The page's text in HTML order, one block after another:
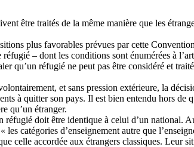
être traités de la même manière que les
plus favorables prévues par cette
– dont les conditions sont énumérées à
qu’un réfugié ne peut pas être considéré et
et sans pression extérieure, la
à quitter son pays. Il est bien entendu hors de
qu’un étranger.
doit être identique à celui d’un national.
catégories d’enseignement autre que
celle accordée aux étrangers classiques. Leur